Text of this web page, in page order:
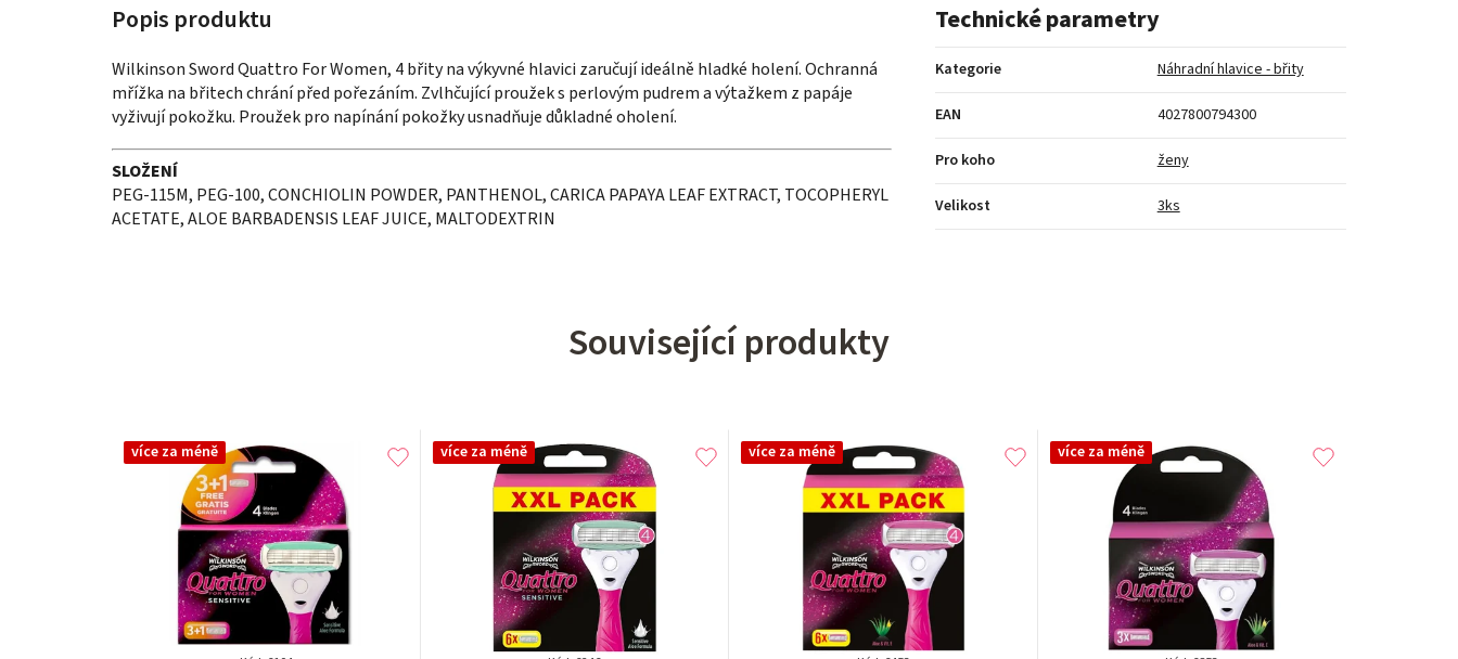
Wilkinson Sword Quattro For Women, 4 břity na výkyvné hlavici zaručují ideálně hladké holení.Ochranná
mřížka na břitech chrání před pořezáním. Zvlhčující proužek s perlovým pudrem a výtažkem z papáje
vyživují pokožku. Proužek pro napínání pokožky usnadňuje důkladné oholení.
SLOŽENÍ
PEG-115M, PEG-100, CONCHIOLIN POWDER, PANTHENOL, CARICA PAPAYA LEAF EXTRACT, TOCOPHERYL
ACETATE, ALOE BARBADENSIS LEAF JUICE, MALTODEXTRIN
Technické parametry
Kategorie Náhradní hlavice - břity
EAN 4027800794300
Pro koho ženy
Velikost 3ks
Související produkty
více za méně více za méně více za méně více za méně